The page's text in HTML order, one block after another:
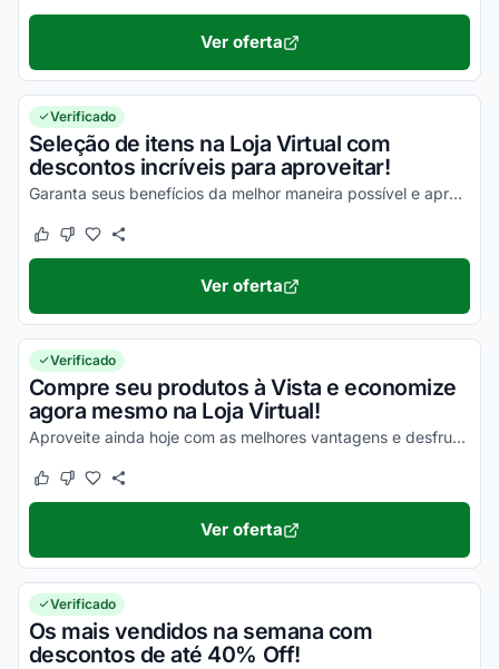
Ver oferta
Verificado
Seleção de itens na Loja Virtual com
descontos incríveis para aproveitar!
Garanta seus benefícios da melhor maneira possível e aproveite com todos os seus descontos!
Este cupom funcionou
Este cupom não funcionou
Ver oferta
Verificado
Compre seu produtos à Vista e economize
agora mesmo na Loja Virtual!
Aproveite ainda hoje com as melhores vantagens e desfrute de descontos incríveis!
Este cupom funcionou
Este cupom não funcionou
Ver oferta
Verificado
Os mais vendidos na semana com
descontos de até 40% Off!